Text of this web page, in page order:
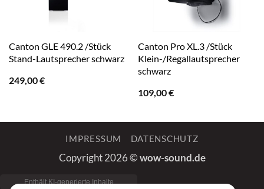
Canton GLE 490.2 /Stück
Stand-Lautsprecher schwarz
249,00€
Canton Pro XL.3 /Stück
Klein-/Regallautsprecher
schwarz
109,00€
IMPRESSUM DATENSCHUTZ
Copyright 2026 ©wow-sound.de